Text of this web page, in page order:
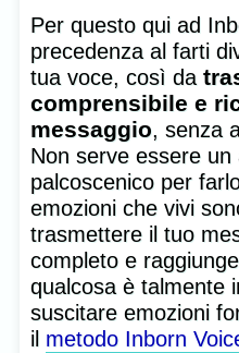
Per questo qui ad
precedenza al farti
tua voce, così da
comprensibile e
messaggio, senza
Non serve essere un
palcoscenico per
emozioni che vivi
trasmettere il tuo
completo e
qualcosa è talmente
suscitare emozioni
il metodo Inborn